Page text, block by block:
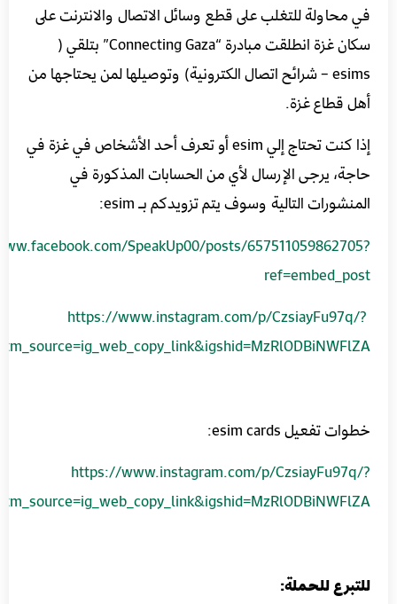
في محاولة للتغلب على قطع وسائل الاتصال والانترنت على
سكان غزة انطلقت مبادرة “Connecting Gaza” بتلقي (
esims – شرائح اتصال الكترونية) وتوصيلها لمن يحتاجها من
أهل قطاع غزة.
إذا كنت تحتاج إلي esim أو تعرف أحد الأشخاص في غزة في
حاجة، يرجى الإرسال لأي من الحسابات المذكورة في
المنشورات التالية وسوف يتم تزويدكم بـ esim:
SpeakUp00/posts/657511059862705?
ref=embed_post
https://www.instagram.com/p/CzsiayFu97q/?
خطوات تفعيل esim cards:
https://www.instagram.com/p/CzsiayFu97q/?
للتبرع للحملة: